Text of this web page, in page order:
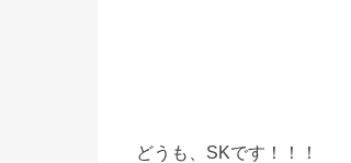
どうも、SKです！！！